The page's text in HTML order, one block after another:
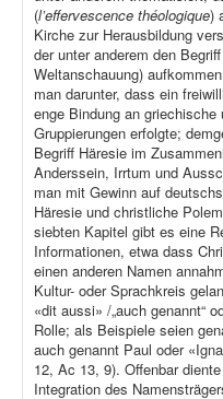
(l’effervescence théologique)
Kirche zur Herausbildung
der unter anderem den
Weltanschauung)
man darunter, dass ein
enge Bindung an
Gruppierungen erfolgte;
Begriff Häresie im
Anderssein, Irrtum und
man mit Gewinn auf
Häresie und christliche
siebten Kapitel gibt es eine
Informationen, etwa dass
einen anderen Namen
Kultur- oder Sprachkreis
«dit aussi» /„auch genannt“
Rolle; als Beispiele seien
auch genannt Paul oder
12, Ac 13, 9). Offenbar
Integration des